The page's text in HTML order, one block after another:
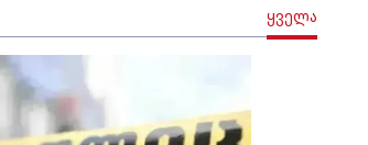
ყველა